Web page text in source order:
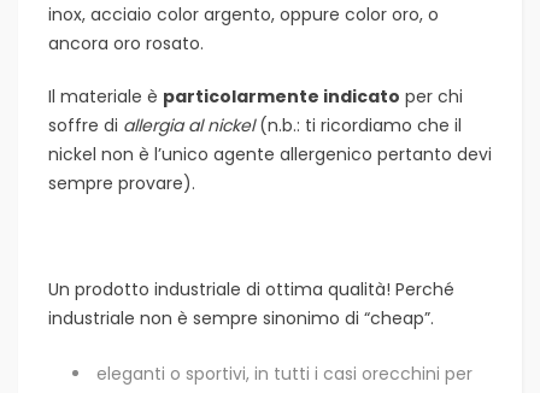
inox, acciaio color argento, oppure color oro, o
ancora oro rosato.
Il materiale è particolarmente indicato per chi
soffre di allergia al nickel(n.b.: ti ricordiamo che il
nickel non è l’unico agente allergenico pertanto devi
sempre provare).
Un prodotto industriale di ottima qualità! Perché
industriale non è sempre sinonimo di “cheap”.
eleganti o sportivi, in tutti i casi orecchini per